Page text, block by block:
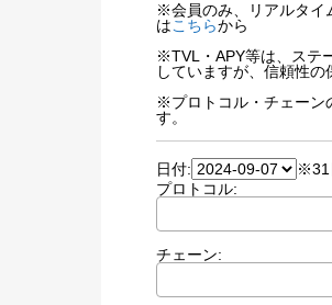
※会員のみ、リアルタイ
はこちらから
※TVL・APY等は、ステ
していますが、信頼性の
※プロトコル・チェーン
す。
日付:
※31
プロトコル:
チェーン: